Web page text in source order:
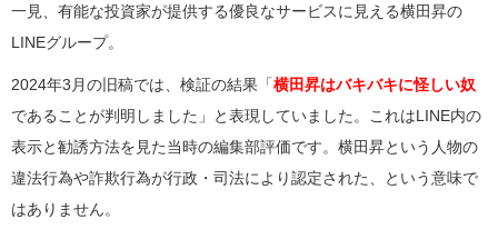
一見、有能な投資家が提供する優良なサービスに見える横田昇の
LINEグループ。
2024年3月の旧稿では、検証の結果「横田昇はバキバキに怪しい奴
であることが判明しました」と表現していました。これはLINE内の
表示と勧誘方法を見た当時の編集部評価です。横田昇という人物の
違法行為や詐欺行為が行政・司法により認定された、という意味で
はありません。